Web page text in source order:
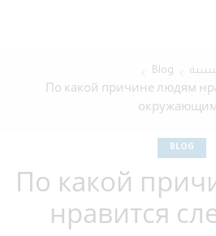
Blog
По какой причине людям
BLOG
По какой
нравится